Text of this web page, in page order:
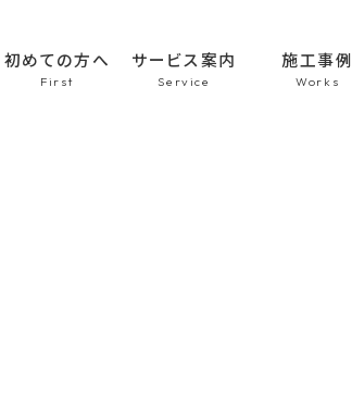
初めての方へ サービス案内 施工事例
HOME